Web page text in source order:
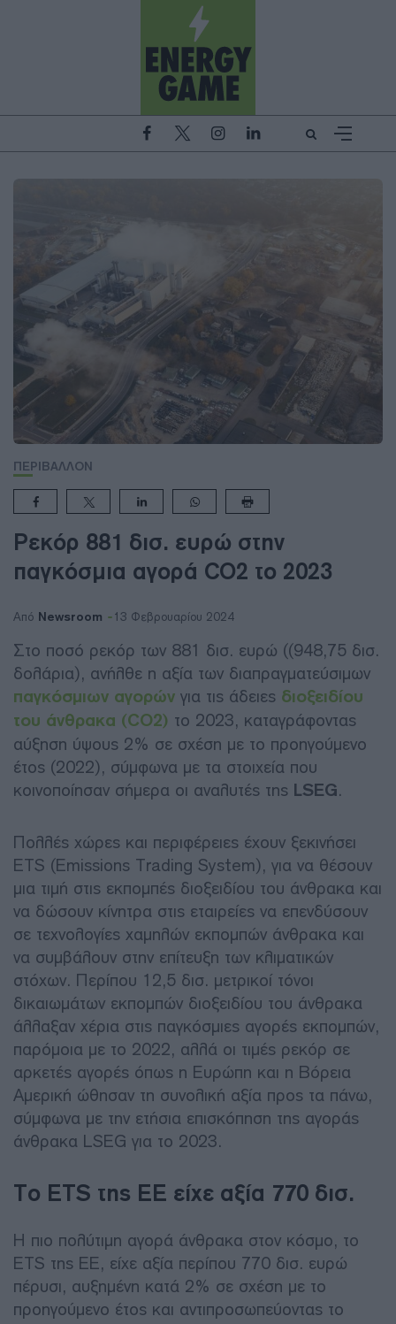
ΠΕΡΙΒΑΛΛΟΝ
Ρεκόρ 881 δισ. ευρώ στην
παγκόσμια αγορά CO2 το 2023
Από Newsroom 13 Φεβρουαρίου 2024
Στο ποσό ρεκόρ των 881 δισ. ευρώ ((948,75 δισ.
δολάρια), ανήλθε η αξία των διαπραγματεύσιμων
παγκόσμιων αγορών για τις άδειες διοξειδίου
του άνθρακα (CO2) το 2023, καταγράφοντας
αύξηση ύψους 2% σε σχέση με το προηγούμενο
έτος (2022), σύμφωνα με τα στοιχεία που
κοινοποίησαν σήμερα οι αναλυτές της LSEG.
Πολλές χώρες και περιφέρειες έχουν ξεκινήσει
ETS (Emissions Trading System), για να θέσουν
μια τιμή στις εκπομπές διοξειδίου του άνθρακα και
να δώσουν κίνητρα στις εταιρείες να επενδύσουν
σε τεχνολογίες χαμηλών εκπομπών άνθρακα και
να συμβάλουν στην επίτευξη των κλιματικών
στόχων. Περίπου 12,5 δισ. μετρικοί τόνοι
δικαιωμάτων εκπομπών διοξειδίου του άνθρακα
άλλαξαν χέρια στις παγκόσμιες αγορές εκπομπών,
παρόμοια με το 2022, αλλά οι τιμές ρεκόρ σε
αρκετές αγορές όπως η Ευρώπη και η Βόρεια
Αμερική ώθησαν τη συνολική αξία προς τα πάνω,
σύμφωνα με την ετήσια επισκόπηση της αγοράς
άνθρακα LSEG για το 2023.
Το ETS της ΕΕ είχε αξία 770 δισ.
Η πιο πολύτιμη αγορά άνθρακα στον κόσμο, το
ETS της ΕΕ, είχε αξία περίπου 770 δισ. ευρώ
πέρυσι, αυξημένη κατά 2% σε σχέση με το
προηγούμενο έτος και αντιπροσωπεύοντας το